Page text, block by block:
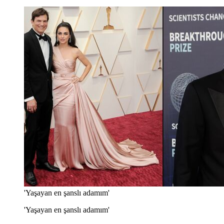
'Yaşayan en şanslı adamım'
'Yaşayan en şanslı adamım'